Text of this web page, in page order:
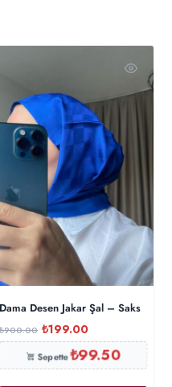
Dama Desen Jakar Şal – Saks
₺900.00 ₺199.00
Sepette₺99.50